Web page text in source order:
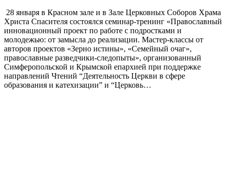
28 января в Красном зале и в Зале Церковных Соборов Храма
Христа Спасителя состоялся семинар-тренинг «Православный
инновационный проект по работе с подростками и
молодежью: от замысла до реализации. Мастер-классы от
авторов проектов «Зерно истины», «Семейный очаг»,
православные разведчики-следопыты», организованный
Симферопольской и Крымской епархией при поддержке
направлений Чтений “Деятельность Церкви в сфере
образования и катехизации” и “Церковь…